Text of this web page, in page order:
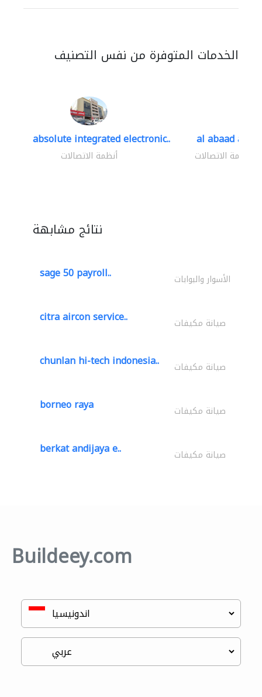
الخدمات المتوفرة من نفس التصنيف
absolute integrated electronic..
أنظمة الاتصالات
al abaad al..
أنظمة الاتصالات
نتائج مشابهة
sage 50 payroll.. الأسوار والبوابات
citra aircon service.. صيانة مكيفات
chunlan hi-tech indonesia.. صيانة مكيفات
borneo raya صيانة مكيفات
berkat andijaya e.. صيانة مكيفات
Buildeey.com